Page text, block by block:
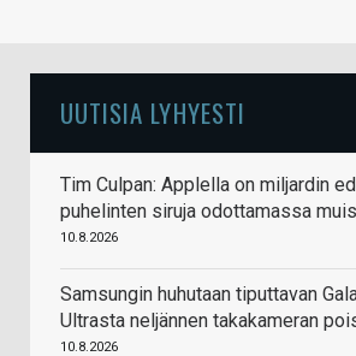
UUTISIA LYHYESTI
Tim Culpan: Applella on miljardin
puhelinten siruja odottamassa
10.8.2026
Samsungin huhutaan tiputtavan
Ultrasta neljännen takakameran
10.8.2026